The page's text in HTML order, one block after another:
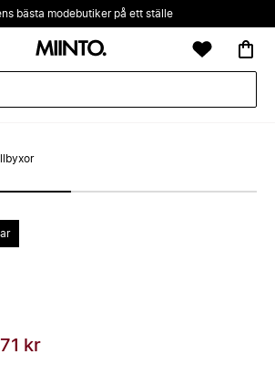
bästa modebutiker på ett ställe
kr